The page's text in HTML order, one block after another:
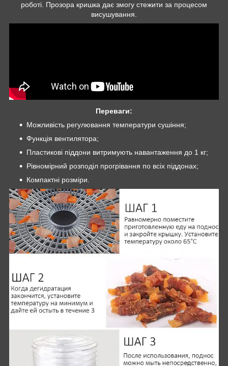
роботі. Прозора кришка дає змогу стежити за процесом
висушування.
Переваги:
Можливість регулювання температури сушіння;
Функція вентилятора;
Пластикові піддони витримують навантаження до 1 кг;
Рівномірний розподіл прогрівання по всіх піддонах;
Компактні розміри.